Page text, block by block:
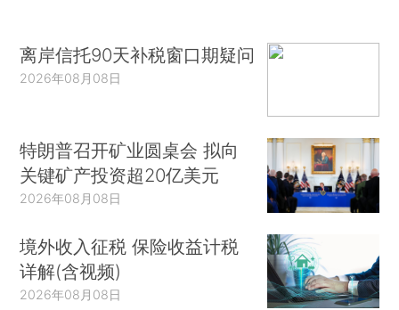
离岸信托90天补税窗口期疑问
2026年08月08日
特朗普召开矿业圆桌会 拟向
关键矿产投资超20亿美元
2026年08月08日
境外收入征税 保险收益计税
详解(含视频)
2026年08月08日